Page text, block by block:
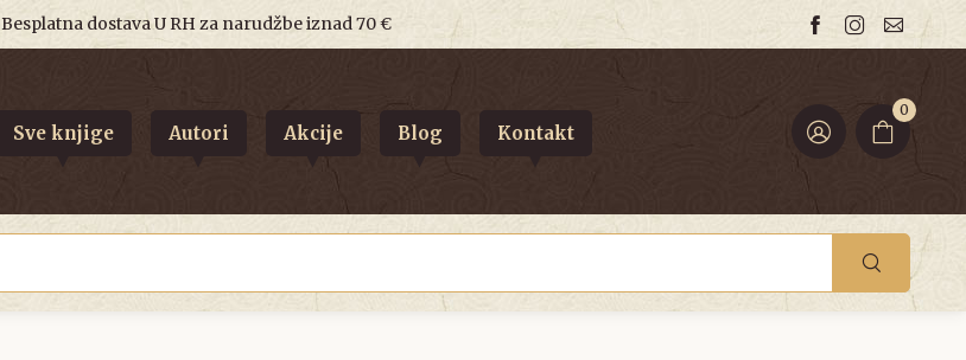
Besplatna dostava U RH za narudžbe iznad 70 €
0
Sve knjige Autori Akcije Blog Kontakt